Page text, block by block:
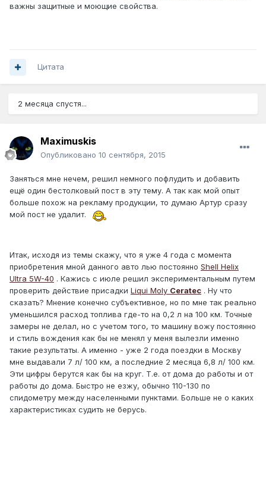
важны защитные и моющие свойства.
Цитата
2 месяца спустя...
Maximuskis
Опубликовано 10 сентября, 2015
Заняться мне нечем, решил немного пофлудить и добавить
ещё один бестолковый пост в эту тему. А так как мой опыт
больше похож на рекламу продукции, то думаю Артур сразу
мой пост не удалит.
Итак, исходя из темы скажу, что я уже 4 года с момента
приобретения мной данного авто лью постоянно Shell Helix
Ultra 5W-40 . Кажись с июле решил экспериментальным путем
проверить действие присадки Liqui Moly Ceratec . Ну что
сказать? Мнение конечно субъективное, но по мне так реально
уменьшился расход топлива где-то на 0,2 л на 100 км. Точные
замеры не делал, но с учетом того, то машину вожу постоянно
и стиль вождения как бы не менял у меня вылезли именно
такие результаты. А именно - уже 2 года поездки в Москву
мне выдавали 7 л/ 100 км, а последние 2 месяца 6,8 л/ 100 км.
Эти цифры берутся как бы на круг. Т.е. от дома до работы и от
работы до дома. Быстро не езжу, обычно 110-130 по
спидометру между населенными пунктами. Больше не о каких
характеристиках судить не берусь.